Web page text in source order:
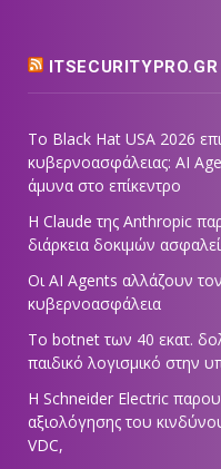
ITSECURITYPRO.GR
Το Black Hat USA 2026
κυβερνοασφάλειας: AI
άμυνα στο επίκεντρο
Η Claude της Anthropic
διάρκεια δοκιμών
Οι AI Agents αλλάζουν
κυβερνοασφάλεια
Το botnet των 40 εκατ.
παιδικό λογισμικό στην
Η Schneider Electric
αξιολόγησης του
VDC,